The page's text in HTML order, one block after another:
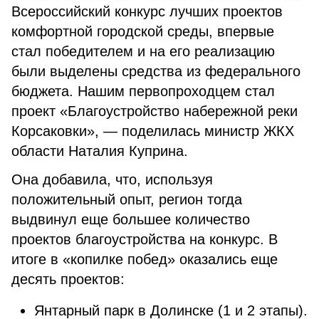
Всероссийский конкурс лучших проектов
комфортной городской среды, впервые
стал победителем и на его реализацию
были выделены средства из федерального
бюджета. Нашим первопроходцем стал
проект «Благоустройство набережной реки
Корсаковки», — поделилась министр ЖКХ
области Наталия Куприна.
Она добавила, что, используя
положительный опыт, регион тогда
выдвинул еще большее количество
проектов благоустройства на конкурс. В
итоге в «копилке побед» оказались еще
десять проектов:
Янтарный парк в Долинске (1 и 2 этапы).